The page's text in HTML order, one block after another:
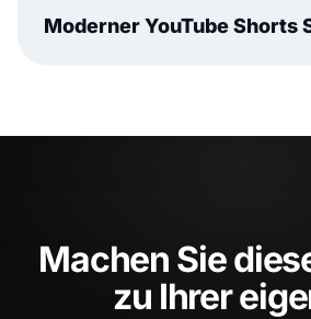
Moderner YouTube Shorts
Machen Sie
zu Ihrer